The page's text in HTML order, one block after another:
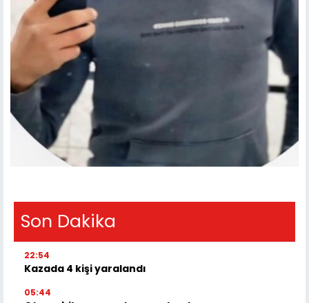
Son Dakika
22:54
Kazada 4 kişi yaralandı
05:44